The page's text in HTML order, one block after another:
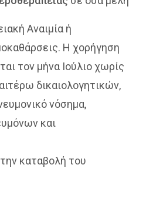
Αναιμία ή
Η χορήγηση
τον μήνα Ιούλιο χωρίς
δικαιολογητικών,
νόσημα,
και
την καταβολή του